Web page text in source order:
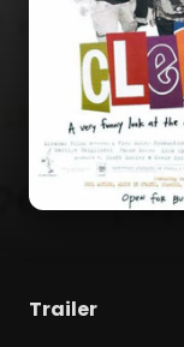
Trailer